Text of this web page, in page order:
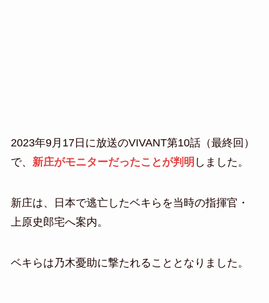
2023年9月17日に放送のVIVANT第10話（最終回）
で、 新庄がモニターだったことが判明 しました。
新庄は、日本で逃亡したベキらを当時の指揮官・
上原史郎宅へ案内。
ベキらは乃木憂助に撃たれることとなりました。